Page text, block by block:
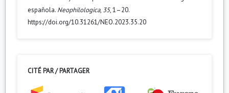
española. Neophilologica, 35, 1–20.
https://doi.org/10.31261/NEO.2023.35.20
CITÉ PAR / PARTAGER